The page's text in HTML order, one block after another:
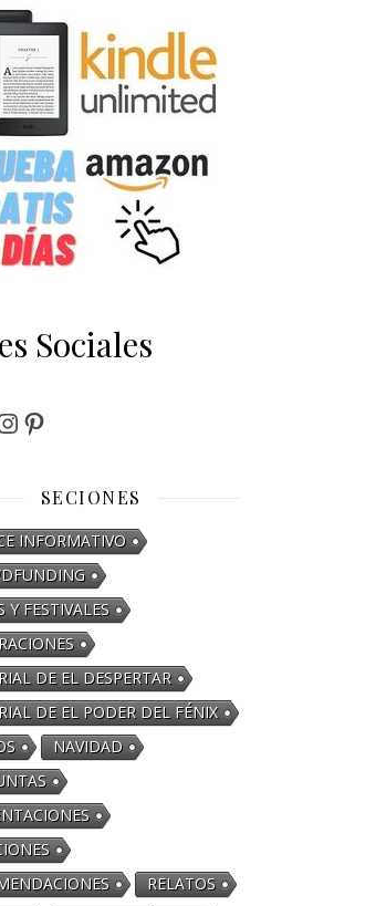
Sociales
SECIONES
INFORMATIVO
Y FESTIVALES
DE EL DESPERTAR
DE EL PODER DEL FÉNIX
NAVIDAD
RELATOS